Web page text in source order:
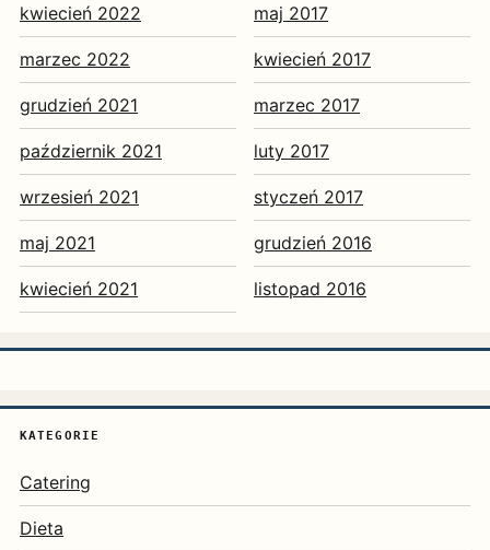
kwiecień 2022
marzec 2022
grudzień 2021
październik 2021
wrzesień 2021
maj 2021
kwiecień 2021
maj 2017
kwiecień 2017
marzec 2017
luty 2017
styczeń 2017
grudzień 2016
listopad 2016
KATEGORIE
Catering
Dieta